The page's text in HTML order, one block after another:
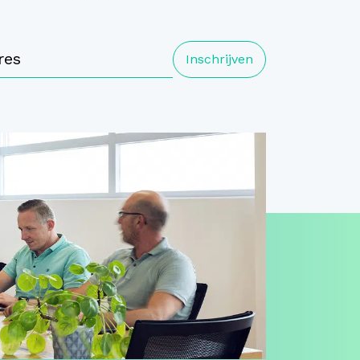
Inschrijven